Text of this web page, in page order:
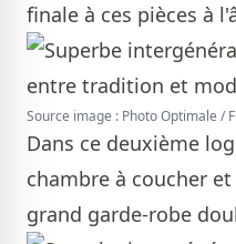
finale à ces pièces à
Source image : Photo Optimale /
Dans ce deuxième
chambre à coucher
grand garde-robe